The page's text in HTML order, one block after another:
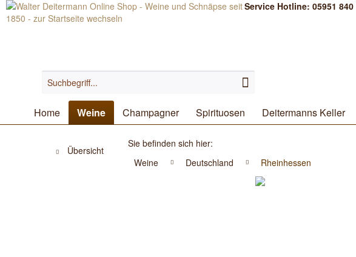
Service Hotline: 05951 840
Home Weine Champagner Spirituosen Deitermanns Keller
Übersicht
Sie befinden sich hier:
Weine
Deutschland Rheinhessen